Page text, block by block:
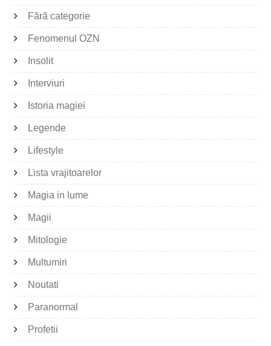
Fără categorie
Fenomenul OZN
Insolit
Interviuri
Istoria magiei
Legende
Lifestyle
Lista vrajitoarelor
Magia in lume
Magii
Mitologie
Multumiri
Noutati
Paranormal
Profetii